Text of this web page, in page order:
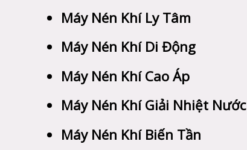
Máy Nén Khí Ly Tâm
Máy Nén Khí Di Động
Máy Nén Khí Cao Áp
Máy Nén Khí Giải Nhiệt Nước
Máy Nén Khí Biến Tần